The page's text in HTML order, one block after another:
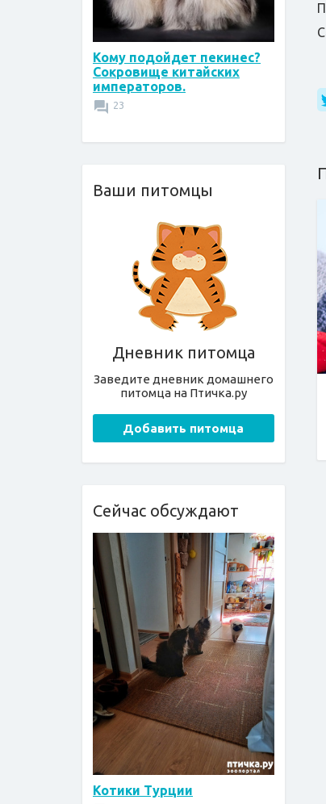
Кому подойдет пекинес?
Сокровище китайских
императоров.
23
Ваши питомцы
Дневник питомца
Заведите дневник домашнего
питомца на Птичка.ру
Добавить питомца
Сейчас обсуждают
Котики Турции